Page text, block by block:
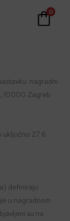
0
nagradni
10000 Zagreb.
27. 6.
definiraju
u nagradnom
su na